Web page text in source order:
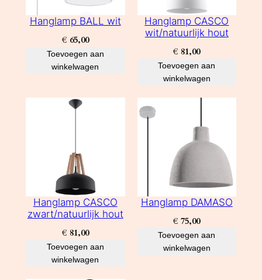
Hanglamp BALL wit
€ 65,00
Toevoegen aan
winkelwagen
Hanglamp CASCO
wit/natuurlijk hout
€ 81,00
Toevoegen aan
winkelwagen
Hanglamp CASCO
zwart/natuurlijk hout
€ 81,00
Toevoegen aan
winkelwagen
Hanglamp DAMASO
€ 75,00
Toevoegen aan
winkelwagen